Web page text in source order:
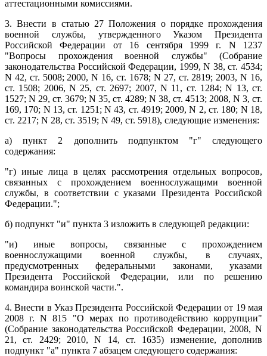
аттестационными комиссиями.
3. Внести в статью 27 Положения о порядке прохождения
военной службы, утвержденного Указом Президента
Российской Федерации от 16 сентября 1999 г. N 1237
"Вопросы прохождения военной службы" (Собрание
законодательства Российской Федерации, 1999, N 38, ст. 4534;
N 42, ст. 5008; 2000, N 16, ст. 1678; N 27, ст. 2819; 2003, N 16,
ст. 1508; 2006, N 25, ст. 2697; 2007, N 11, ст. 1284; N 13, ст.
1527; N 29, ст. 3679; N 35, ст. 4289; N 38, ст. 4513; 2008, N 3, ст.
169, 170; N 13, ст. 1251; N 43, ст. 4919; 2009, N 2, ст. 180; N 18,
ст. 2217; N 28, ст. 3519; N 49, ст. 5918), следующие изменения:
а) пункт 2 дополнить подпунктом "г" следующего
содержания:
"г) иные лица в целях рассмотрения отдельных вопросов,
связанных с прохождением военнослужащими военной
службы, в соответствии с указами Президента Российской
Федерации.";
б) подпункт "и" пункта 3 изложить в следующей редакции:
"и) иные вопросы, связанные с прохождением
военнослужащими военной службы, в случаях,
предусмотренных федеральными законами, указами
Президента Российской Федерации, или по решению
командира воинской части.".
4. Внести в Указ Президента Российской Федерации от 19 мая
2008 г. N 815 "О мерах по противодействию коррупции"
(Собрание законодательства Российской Федерации, 2008, N
21, ст. 2429; 2010, N 14, ст. 1635) изменение, дополнив
подпункт "а" пункта 7 абзацем следующего содержания: